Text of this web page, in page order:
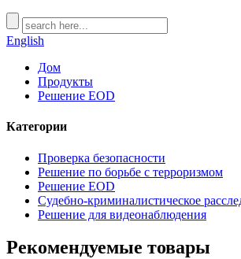
English
Дом
Продукты
Решение EOD
Категории
Проверка безопасности
Решение по борьбе с терроризмом
Решение EOD
Судебно-криминалистическое
Решение для видеонаблюдения
Рекомендуемые товары